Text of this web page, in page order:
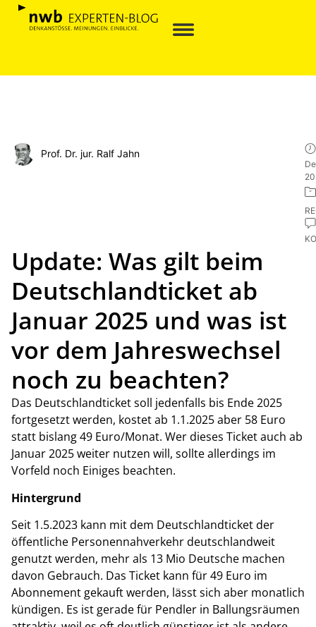
Prof. Dr. jur. Ralf Jahn
Update: Was gilt beim
Deutschlandticket ab
Januar 2025 und was ist
vor dem Jahreswechsel
noch zu beachten?
Das Deutschlandticket soll jedenfalls bis Ende 2025
fortgesetzt werden, kostet ab 1.1.2025 aber 58 Euro
statt bislang 49 Euro/Monat. Wer dieses Ticket auch ab
Januar 2025 weiter nutzen will, sollte allerdings im
Vorfeld noch Einiges beachten.
Hintergrund
Seit 1.5.2023 kann mit dem Deutschlandticket der
öffentliche Personennahverkehr deutschlandweit
genutzt werden, mehr als 13 Mio Deutsche machen
davon Gebrauch. Das Ticket kann für 49 Euro im
Abonnement gekauft werden, lässt sich aber monatlich
kündigen. Es ist gerade für Pendler in Ballungsräumen